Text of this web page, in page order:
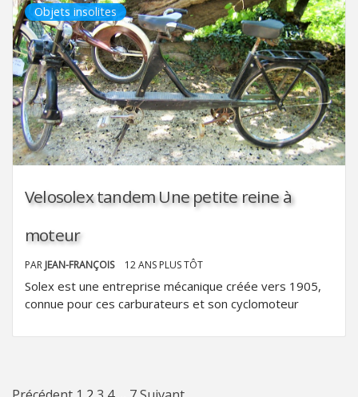
Objets insolites
Velosolex tandem Une petite reine à
moteur
PAR JEAN-FRANÇOIS 12 ANS PLUS TÔT
Solex est une entreprise mécanique créée vers 1905,
connue pour ces carburateurs et son cyclomoteur